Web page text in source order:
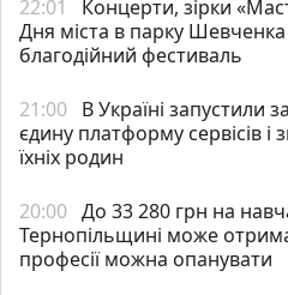
22:01
Концерти, зірки
Дня міста в парку
благодійний фестиваль
21:00 В Україні запустили
єдину платформу сервісів і
їхніх родин
20:00 До 33 280 грн на
Тернопільщині може
професії можна опанувати